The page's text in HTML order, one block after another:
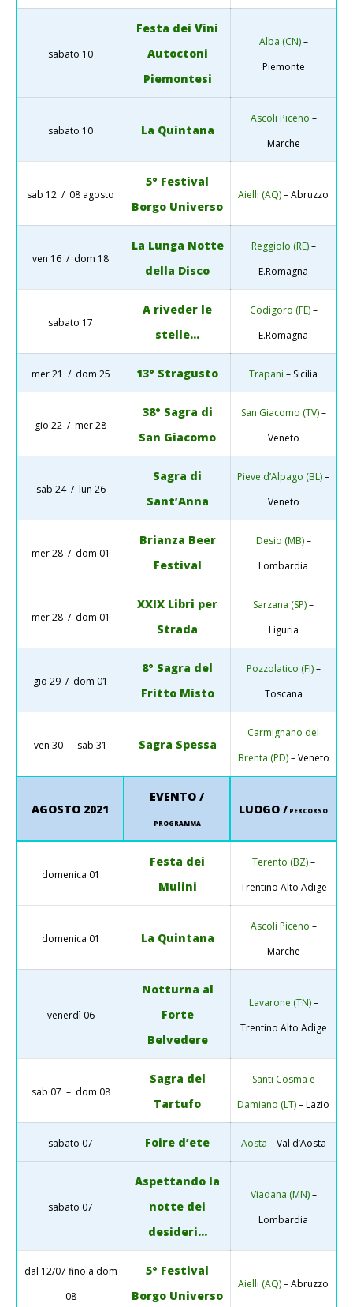
sabato 10
Festa dei Vini
Autoctoni
Piemontesi
Alba (CN)–
Piemonte
sabato 10 La Quintana
Ascoli Piceno –
Marche
sab 12 / 08 agosto
5° Festival
Borgo Universo
Aielli (AQ)– Abruzzo
ven 16 / dom 18
La Lunga Notte
della Disco
Reggiolo (RE)–
E.Romagna
sabato 17
A riveder le
stelle…
Codigoro (FE)–
E.Romagna
mer 21 / dom 25 13° Stragusto Trapani – Sicilia
gio 22 / mer 28
38° Sagra di
San Giacomo
San Giacomo (TV)–
Veneto
sab 24 / lun 26
Sagra di
Sant’Anna
Pieve d’Alpago (BL)–
Veneto
mer 28 / dom 01
Brianza Beer
Festival
Desio (MB)–
Lombardia
mer 28 / dom 01
XXIX Libri per
Strada
Sarzana (SP)–
Liguria
gio 29 / dom 01
8° Sagra del
Fritto Misto
Pozzolatico (FI)–
Toscana
ven 30 – sab 31 Sagra Spessa
Carmignano del
Brenta (PD)– Veneto
AGOSTO 2021
EVENTO /
PROGRAMMA
LUOGO / PERCORSO
domenica 01
Festa dei
Mulini
Terento (BZ)–
Trentino Alto Adige
domenica 01 La Quintana
Ascoli Piceno –
Marche
venerdì 06
Notturna al
Forte
Belvedere
Lavarone (TN)–
Trentino Alto Adige
sab 07 – dom 08
Sagra del
Tartufo
Santi Cosma e
Damiano (LT)– Lazio
sabato 07 Foire d’ete Aosta – Val d’Aosta
sabato 07
Aspettando la
notte dei
desideri…
Viadana (MN)–
Lombardia
dal 12/07 fino a dom
08
5° Festival
Borgo Universo
Aielli (AQ)– Abruzzo